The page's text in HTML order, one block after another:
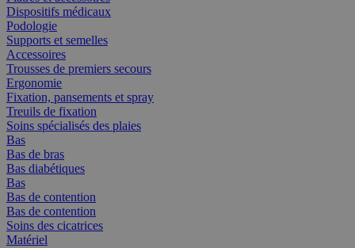
Dispositifs médicaux
Podologie
Supports et semelles
Accessoires
Trousses de premiers secours
Ergonomie
Fixation, pansements et spray
Treuils de fixation
Soins spécialisés des plaies
Bas
Bas de bras
Bas diabétiques
Bas
Bas de contention
Bas de contention
Soins des cicatrices
Matériel